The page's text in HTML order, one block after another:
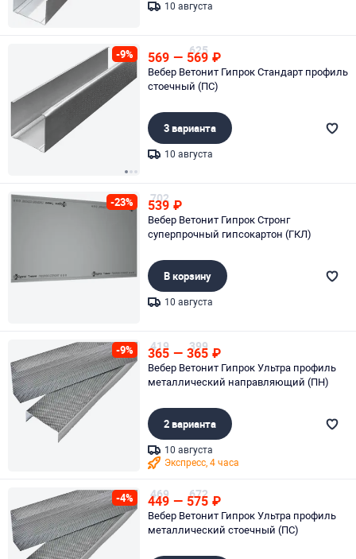
10 августа
-9% 569 — 625
569 ₽
Вебер Ветонит Гипрок Стандарт профиль
стоечный (ПС)
3 варианта
10 августа
-23% 702
539 ₽
Вебер Ветонит Гипрок Стронг
суперпрочный гипсокартон (ГКЛ)
В корзину
10 августа
-9% 419
365 — 399
365 ₽
Вебер Ветонит Гипрок Ультра профиль
металлический направляющий (ПН)
2 варианта
10 августа
Экспресс, 4 часа
-4% 469
449 — 672
575 ₽
Вебер Ветонит Гипрок Ультра профиль
металлический стоечный (ПС)